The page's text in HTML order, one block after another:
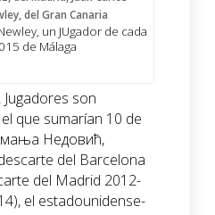
un JUgador de cada
de Málaga
son
que sumarían 10 de
Недовић,
del Barcelona
del Madrid 2012-
el estadounidense-